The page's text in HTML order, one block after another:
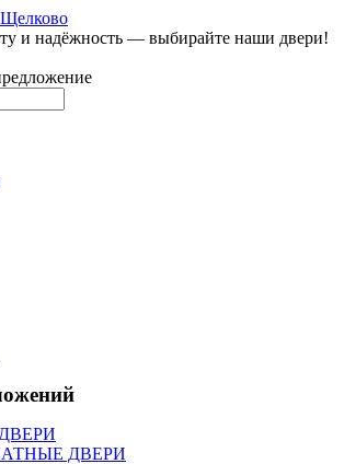
и надёжность — выбирайте наши двери!
ДВЕРИ